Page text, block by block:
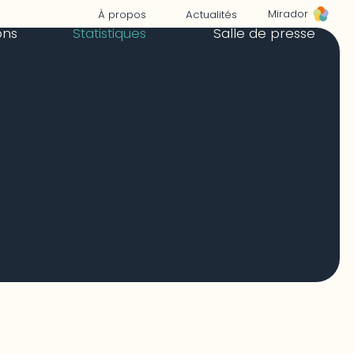
À propos Actualités Mirador
Statistiques Salle de presse